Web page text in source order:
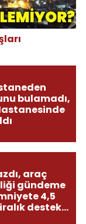
bulamadı,
araç
gündeme
4,5
destek